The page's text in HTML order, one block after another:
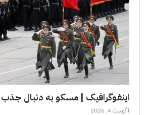
اینفوگرافیک | مسکو به دنبال
آگوست 4, 2026